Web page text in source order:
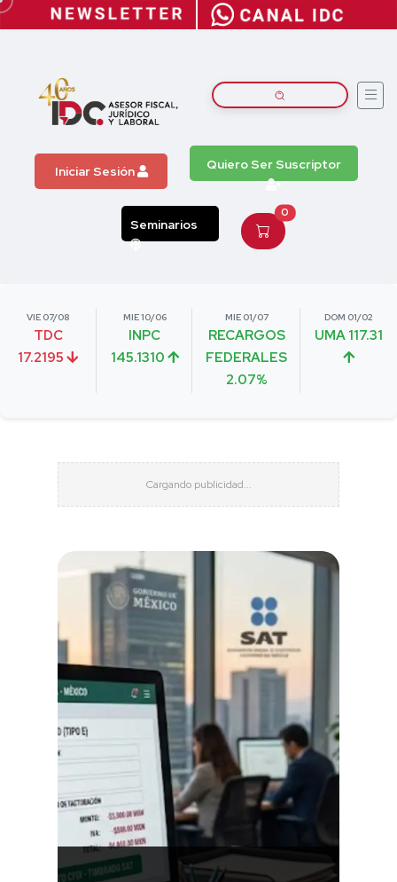
Iniciar Sesión Quiero Ser Suscriptor
Seminarios
0
VIE 07/08
TDC
17.2195
MIE 10/06
INPC
145.1310
MIE 01/07
RECARGOS
FEDERALES
2.07%
DOM 01/02
UMA 117.31